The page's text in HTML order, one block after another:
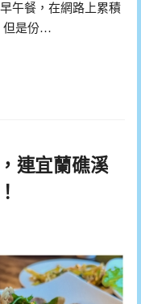
午餐，在網路上累積
但是份…
連宜蘭礁溪